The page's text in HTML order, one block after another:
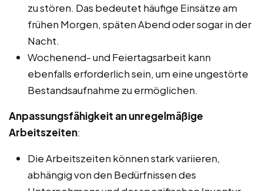
zu stören. Das bedeutet häufige Einsätze am
frühen Morgen, späten Abend oder sogar in der
Nacht.
Wochenend- und Feiertagsarbeit kann
ebenfalls erforderlich sein, um eine ungestörte
Bestandsaufnahme zu ermöglichen.
Anpassungsfähigkeit an unregelmäßige
Arbeitszeiten:
Die Arbeitszeiten können stark variieren,
abhängig von den Bedürfnissen des